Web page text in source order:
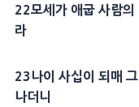
22모세 가 애굽사람의
라
23나이 사십이 되매 그
나더니